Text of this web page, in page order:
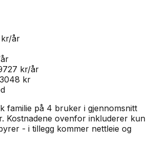
kr/år
kr/år
kr
familie på 4 bruker i gjennomsnitt
Kostnadene ovenfor inkluderer kun
- i tillegg kommer nettleie og